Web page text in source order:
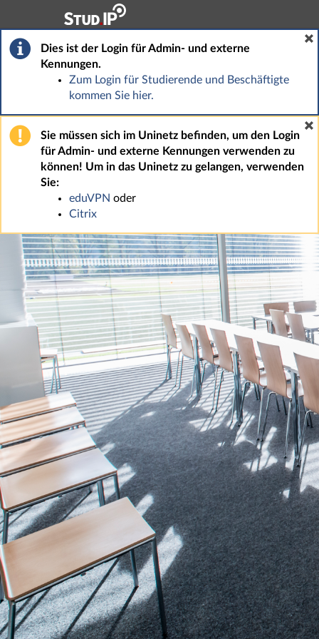
Hauptnavigation
Fußzeile
Dies ist der Login für Admin- und externe
Kennungen.
Zum Login für Studierende und Beschäftigte
kommen Sie hier.
Sie müssen sich im Uninetz befinden, um den Login
für Admin- und externe Kennungen verwenden zu
können! Um in das Uninetz zu gelangen, verwenden
Sie:
eduVPN oder
Citrix